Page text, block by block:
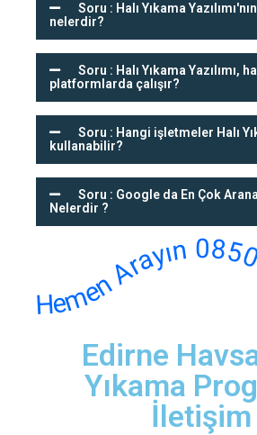
Soru : Halı Yıkama
nelerdir?
Soru : Halı Yıkama Yazılımı,
platformlarda çalışır?
Soru : Hangi işletmeler Halı
kullanabilir?
Soru : Google da En Çok
Nelerdir ?
Hemen
Edirne
Yıkama
İletişim